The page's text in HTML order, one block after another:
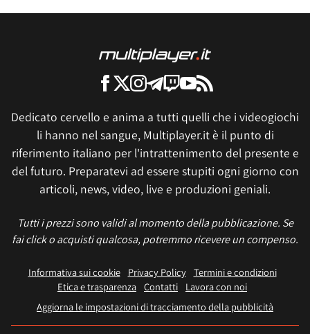
Dedicato cervello e anima a tutti quelli che i videogiochi
li hanno nel sangue, Multiplayer.it è il punto di
riferimento italiano per l'intrattenimento del presente e
del futuro. Preparatevi ad essere stupiti ogni giorno con
articoli, news, video, live e produzioni geniali.
Tutti i prezzi sono validi al momento della pubblicazione. Se
fai click o acquisti qualcosa, potremmo ricevere un compenso.
Informativa sui cookie Privacy Policy
Termini e condizioni
Etica e trasparenza Contatti
Lavora con noi
Aggiorna le impostazioni di tracciamento della pubblicità